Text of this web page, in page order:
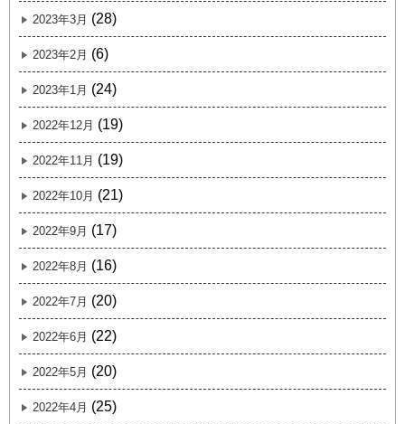
2023年3月 (28)
2023年2月 (6)
2023年1月 (24)
2022年12月 (19)
2022年11月 (19)
2022年10月 (21)
2022年9月 (17)
2022年8月 (16)
2022年7月 (20)
2022年6月 (22)
2022年5月 (20)
2022年4月 (25)